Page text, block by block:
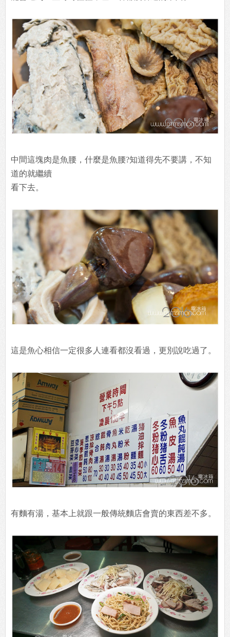
中間這塊肉是魚腰，什麼是魚腰?知道得先不要講，不知
道的就繼續
看下去。
這是魚心相信一定很多人連看都沒看過，更別說吃過了。
有麵有湯，基本上就跟一般傳統麵店會賣的東西差不多。